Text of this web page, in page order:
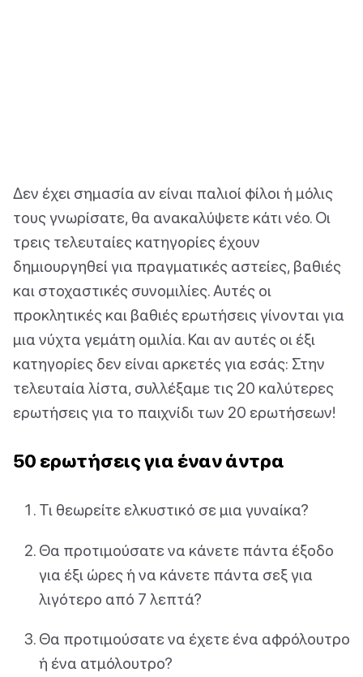
Δεν έχει σημασία αν είναι παλιοί φίλοι ή μόλις
τους γνωρίσατε, θα ανακαλύψετε κάτι νέο. Οι
τρεις τελευταίες κατηγορίες έχουν
δημιουργηθεί για πραγματικές αστείες, βαθιές
και στοχαστικές συνομιλίες. Αυτές οι
προκλητικές και βαθιές ερωτήσεις γίνονται για
μια νύχτα γεμάτη ομιλία. Και αν αυτές οι έξι
κατηγορίες δεν είναι αρκετές για εσάς: Στην
τελευταία λίστα, συλλέξαμε τις 20 καλύτερες
ερωτήσεις για το παιχνίδι των 20 ερωτήσεων!
50 ερωτήσεις για έναν άντρα
Τι θεωρείτε ελκυστικό σε μια γυναίκα?
Θα προτιμούσατε να κάνετε πάντα έξοδο
για έξι ώρες ή να κάνετε πάντα σεξ για
λιγότερο από 7 λεπτά?
Θα προτιμούσατε να έχετε ένα αφρόλουτρο
ή ένα ατμόλουτρο?